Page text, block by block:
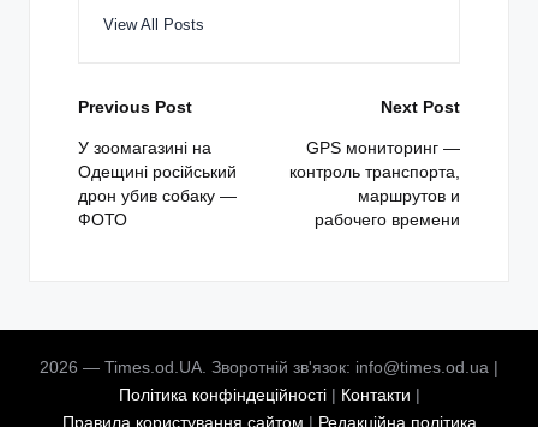
View All Posts
Post
navigation
Previous Post
У зоомагазині на
Одещині російський
дрон убив собаку —
ФОТО
Next Post
GPS мониторинг —
контроль транспорта,
маршрутов и
рабочего времени
2026 — Times.od.UA. Зворотній зв'язок: info@times.od.ua |
Політика конфіндеційності| Контакти
Правила користування сайтом
Редакційна політика